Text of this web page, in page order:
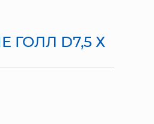
ГОЛЛ D7,5 Х